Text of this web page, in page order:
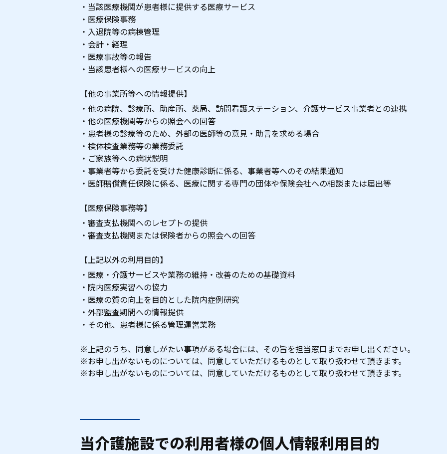
当該医療機関が患者様に提供する医療サービス
医療保険事務
入退院等の病棟管理
会計・経理
医療事故等の報告
当該患者様への医療サービスの向上
【他の事業所等への情報提供】
他の病院、診療所、助産所、薬局、訪問看護ステーション、介護サービス事業者との連携
他の医療機関等からの照会への回答
患者様の診療等のため、外部の医師等の意見・助言を求める場合
検体検査業務等の業務委託
ご家族等への病状説明
事業者等から委託を受けた健康診断に係る、事業者等へのその結果通知
医師賠償責任保険に係る、医療に関する専門の団体や保険会社への相談または届出等
【医療保険事務等】
審査支払機関へのレセプトの提供
審査支払機関または保険者からの照会への回答
【上記以外の利用目的】
医療・介護サービスや業務の維持・改善のための基礎資料
院内医療実習への協力
医療の質の向上を目的とした院内症例研究
外部監査期間への情報提供
その他、患者様に係る管理運営業務
※上記のうち、同意しがたい事項がある場合には、その旨を担当窓口までお申し出ください。
※お申し出がないものについては、同意していただけるものとして取り扱わせて頂きます。
※お申し出がないものについては、同意していただけるものとして取り扱わせて頂きます。
当介護施設での利用者様の個人情報利用目的